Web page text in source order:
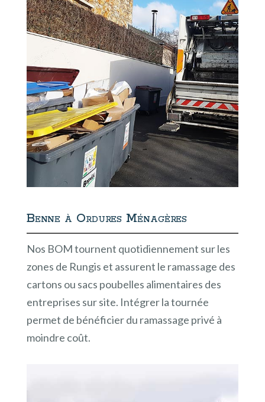
Benne à Ordures Ménagères
Nos BOM tournent quotidiennement sur les
zones de Rungis et assurent le ramassage des
cartons ou sacs poubelles alimentaires des
entreprises sur site. Intégrer la tournée
permet de bénéficier du ramassage privé à
moindre coût.